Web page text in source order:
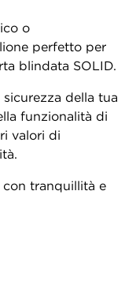
o
perfetto per
blindata SOLID.
della tua
funzionalità di
valori di
con tranquillità e